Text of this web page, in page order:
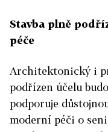
Stavba plně
péče
Architektonický i
podřízen účelu
podporuje
moderní péči o